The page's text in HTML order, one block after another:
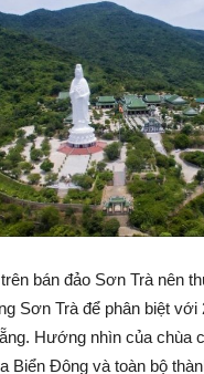
bán đảo Sơn Trà nên
Sơn Trà để phân biệt với
Hướng nhìn của chùa
Biển Đông và toàn bộ